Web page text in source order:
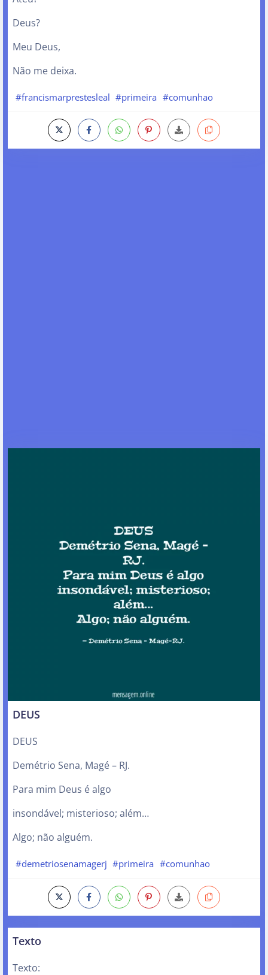
Deus?
Meu Deus,
Não me deixa.
#francismarprestesleal #primeira #comunhao
DEUS
DEUS
Demétrio Sena, Magé – RJ.
Para mim Deus é algo
insondável; misterioso; além…
Algo; não alguém.
#demetriosenamagerj #primeira #comunhao
Texto
Texto: